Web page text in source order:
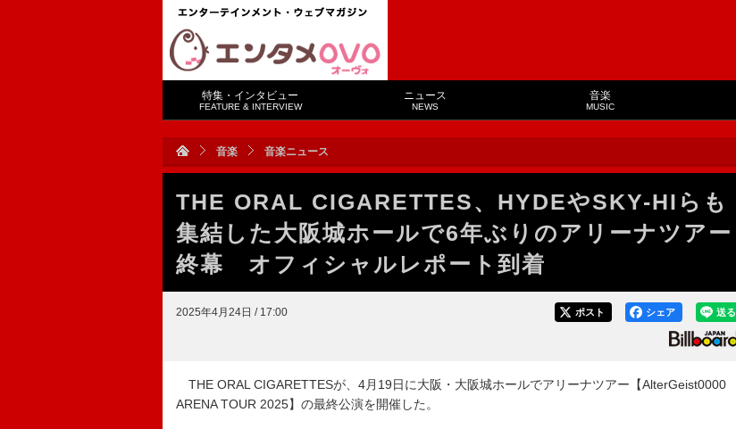
特集・インタビュー
FEATURE & INTERVIEW
ニュース
NEWS
音楽
MUSIC
音楽 音楽ニュース
THE ORAL CIGARETTES、HYDEやSKY-HIらも
集結した大阪城ホールで6年ぶりのアリーナツアー
終幕 オフィシャルレポート到着
2025年4月24日 / 17:00 送る
シェア
ポスト
THE ORAL CIGARETTESが、4月19日に大阪・大阪城ホールでアリーナツアー【AlterGeist0000
ARENA TOUR 2025】の最終公演を開催した。